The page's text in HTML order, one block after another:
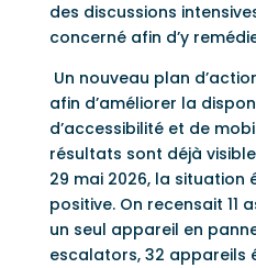
des discussions
concerné afin d’y
Un nouveau plan
afin d’améliorer la
d’accessibilité et de
résultats sont déjà
29 mai 2026, la
positive. On recensait 11
un seul appareil en
escalators, 32 appareils